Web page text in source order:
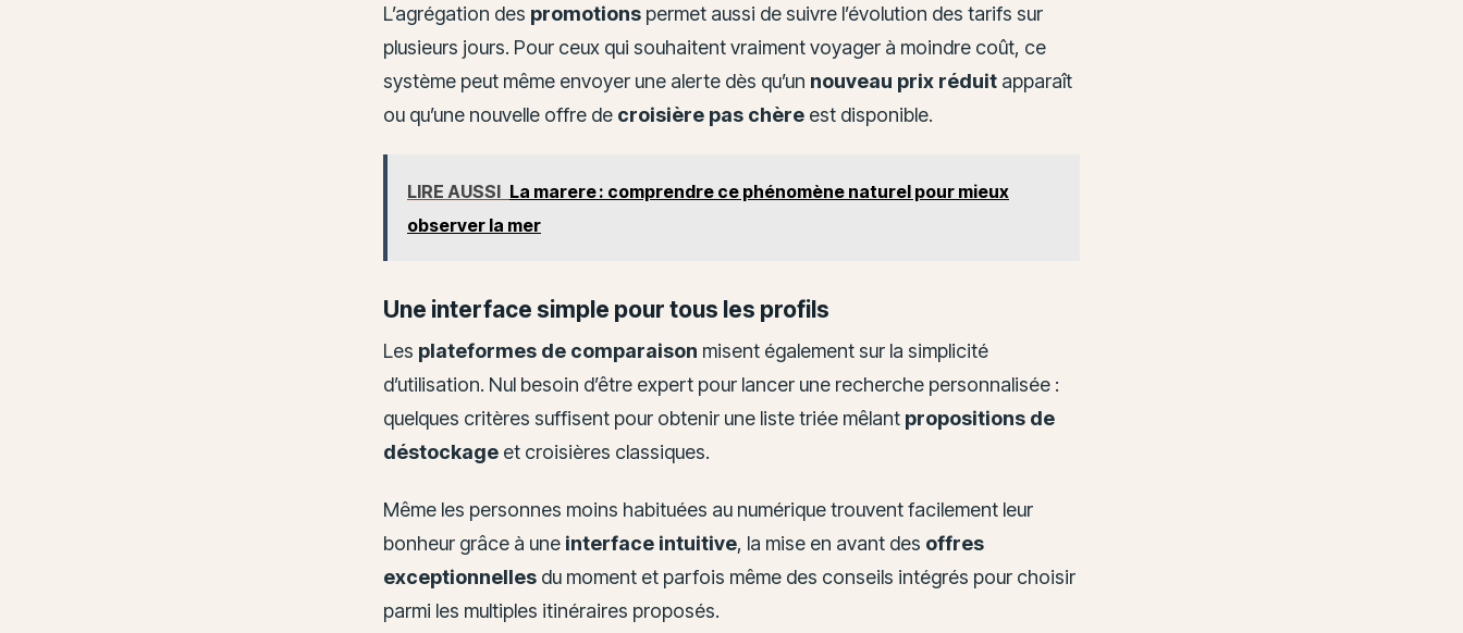
L’agrégation des promotions permet aussi de suivre l’évolution des tarifs sur
plusieurs jours. Pour ceux qui souhaitent vraiment voyager à moindre coût, ce
système peut même envoyer une alerte dès qu’un nouveau prix réduit apparaît
ou qu’une nouvelle offre de croisière pas chère est disponible.
LIRE AUSSI La marere : comprendre ce phénomène naturel pour mieux
observer la mer
Une interface simple pour tous les profils
Les plateformes de comparaison misent également sur la simplicité
d’utilisation. Nul besoin d’être expert pour lancer une recherche personnalisée :
quelques critères suffisent pour obtenir une liste triée mêlant propositions de
déstockage et croisières classiques.
Même les personnes moins habituées au numérique trouvent facilement leur
bonheur grâce à une interface intuitive, la mise en avant des offres
exceptionnelles du moment et parfois même des conseils intégrés pour choisir
parmi les multiples itinéraires proposés.